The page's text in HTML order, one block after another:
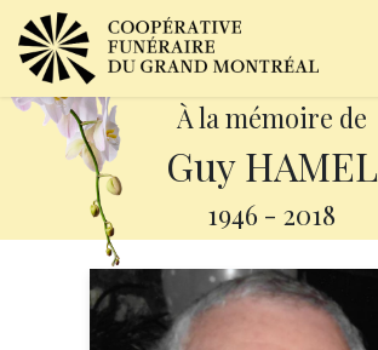
À la mémoire de
Guy HAMEL
1946 - 2018